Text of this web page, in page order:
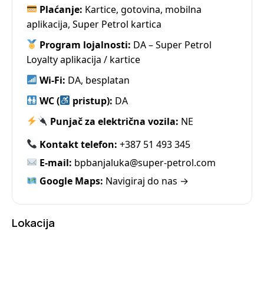
Plaćanje: Kartice, gotovina, mobilna
aplikacija, Super Petrol kartica
Program lojalnosti: DA – Super Petrol
Loyalty aplikacija / kartice
Wi-Fi: DA, besplatan
WC (
pristup): DA
Punjač za električna vozila: NE
Kontakt telefon: +387 51 493 345
E-mail: bpbanjaluka@super-petrol.com
Google Maps: Navigiraj do nas →
Lokacija